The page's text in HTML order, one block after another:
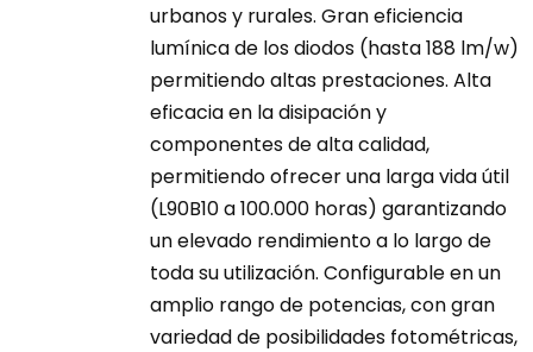
producto
urbanos y rurales. Gran eficiencia
lumínica de los diodos (hasta 188 lm/w)
permitiendo altas prestaciones. Alta
eficacia en la disipación y
componentes de alta calidad,
permitiendo ofrecer una larga vida útil
(L90B10 a 100.000 horas) garantizando
un elevado rendimiento a lo largo de
toda su utilización. Configurable en un
amplio rango de potencias, con gran
variedad de posibilidades fotométricas,